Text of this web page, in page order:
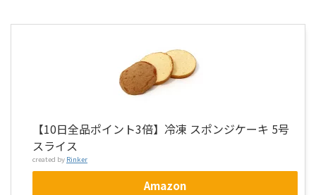
【10日全品ポイント3倍】冷凍 スポンジケーキ 5号
スライス
created by Rinker
Amazon